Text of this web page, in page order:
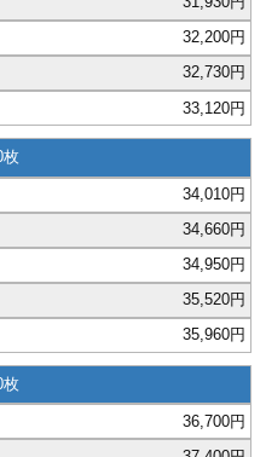
32,200円
32,730円
33,120円
34,010円
34,660円
34,950円
35,520円
35,960円
36,700円